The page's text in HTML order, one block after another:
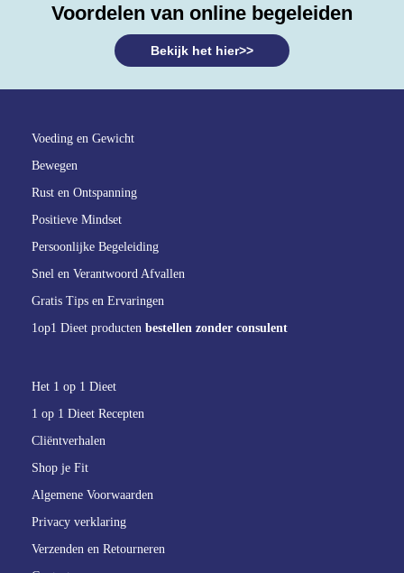
Voordelen van online begeleiden
Bekijk het hier>>
Voeding en Gewicht
Bewegen
Rust en Ontspanning
Positieve Mindset
Persoonlijke Begeleiding
Snel en Verantwoord Afvallen
Gratis Tips en Ervaringen
1op1 Dieet producten bestellen zonder consulent
Het 1 op 1 Dieet
1 op 1 Dieet Recepten
Cliëntverhalen
Shop je Fit
Algemene Voorwaarden
Privacy verklaring
Verzenden en Retourneren